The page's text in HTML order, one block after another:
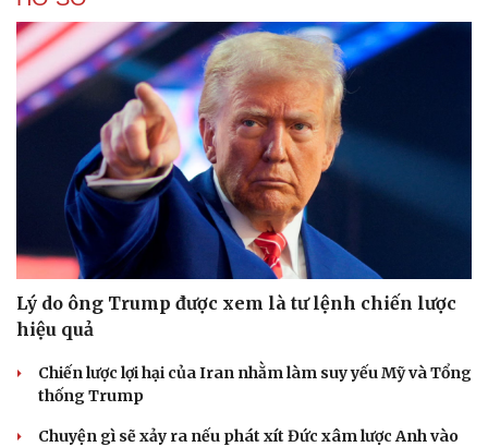
Cải chính
Lý do ông Trump được xem là tư lệnh chiến lược
hiệu quả
Chiến lược lợi hại của Iran nhằm làm suy yếu Mỹ và Tổng
thống Trump
Chuyện gì sẽ xảy ra nếu phát xít Đức xâm lược Anh vào